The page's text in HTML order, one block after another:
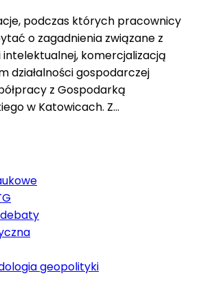
podczas których pracownicy
o zagadnienia związane z
intelektualnej, komercjalizacją
działalności gospodarczej
z Gospodarką
w Katowicach. Z…
geopolityki